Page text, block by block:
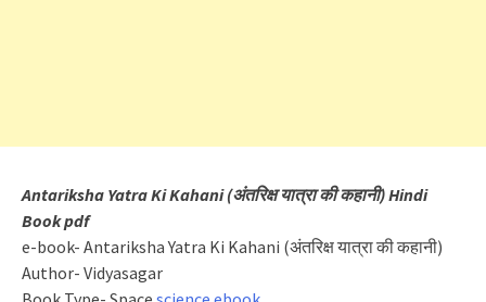
Antariksha Yatra Ki Kahani (अंतरिक्ष यात्रा की कहानी) Hindi
Book pdf
e-book- Antariksha Yatra Ki Kahani (अंतरिक्ष यात्रा की कहानी)
Author- Vidyasagar